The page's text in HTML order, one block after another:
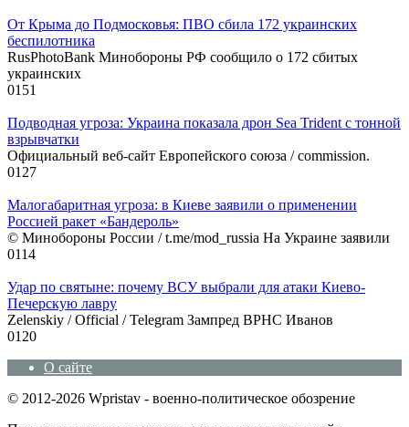
От Крыма до Подмосковья: ПВО сбила 172 украинских
беспилотника
RusPhotoBank Минобороны РФ сообщило о 172 сбитых
украинских
0151
Подводная угроза: Украина показала дрон Sea Trident с тонной
взрывчатки
Официальный веб-сайт Европейского союза / commission.
0127
Малогабаритная угроза: в Киеве заявили о применении
Россией ракет «Бандероль»
© Минобороны России / t.me/mod_russia На Украине заявили
0114
Удар по святыне: почему ВСУ выбрали для атаки Киево-
Печерскую лавру
Zеlеnskiу / Оfficiаl / Telegram Зампред ВРНС Иванов
0120
О сайте
© 2012-2026 Wpristav - военно-политическое обозрение